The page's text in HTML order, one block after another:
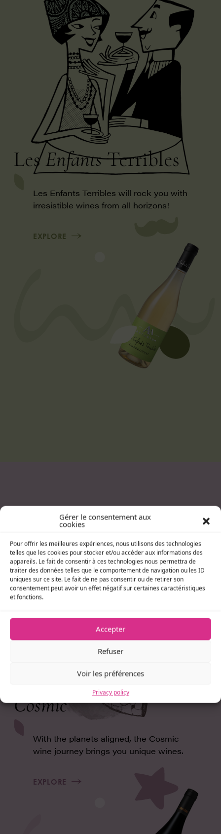
Gérer le consentement aux
cookies
Pour offrir les meilleures expériences, nous utilisons des technologies
telles que les cookies pour stocker et/ou accéder aux informations des
appareils. Le fait de consentir à ces technologies nous permettra de
traiter des données telles que le comportement de navigation ou les ID
uniques sur ce site. Le fait de ne pas consentir ou de retirer son
consentement peut avoir un effet négatif sur certaines caractéristiques
et fonctions.
Accepter
Refuser
Voir les préférences
Privacy policy
LesEnfantsTerribles
Les Enfants Terribles will rock you with
irresistible wines from all horizons!
EXPLORE
Cosmic
With the planets aligned, the Cosmic
wine journey brings you unique wines.
EXPLORE